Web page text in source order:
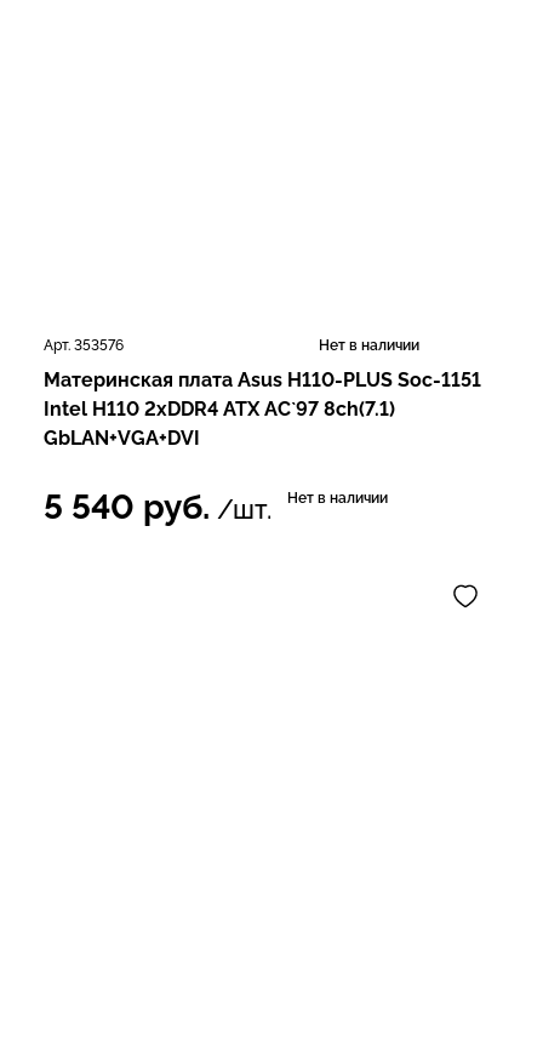
Арт. 353576 Нет в наличии
Материнская плата Asus H110-PLUS Soc-1151
Intel H110 2xDDR4 ATX AC`97 8ch(7.1)
GbLAN+VGA+DVI
5 540 руб. /шт. Нет в наличии